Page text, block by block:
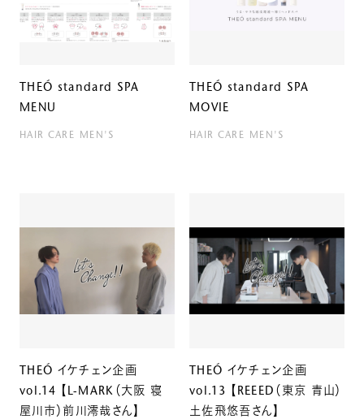
ルベルの研究開発
研究情報
SALON LIST
for SALON
THEÓ standard SPA
MENU
HAIR CARE MEN'S
THEÓ standard SPA
MOVIE
HAIR CARE MEN'S
THEÓ イケチェン企画
vol.14 【L-MARK（大阪 寝
屋川市）前川澪哉さん】
THEÓ イケチェン企画
vol.13 【REEED（東京 青山）
土佐飛悠吾さん】